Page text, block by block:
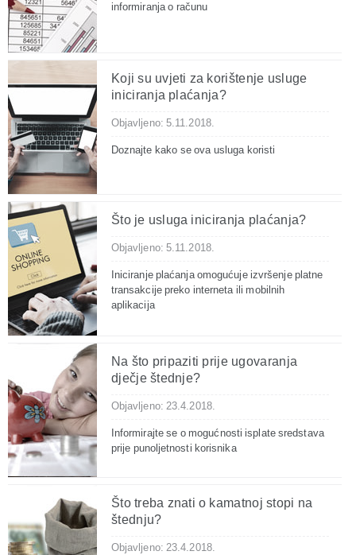
informiranja o računu
Koji su uvjeti za korištenje usluge
iniciranja plaćanja?
Objavljeno: 5.11.2018.
Doznajte kako se ova usluga koristi
Što je usluga iniciranja plaćanja?
Objavljeno: 5.11.2018.
Iniciranje plaćanja omogućuje izvršenje platne
transakcije preko interneta ili mobilnih
aplikacija
Na što pripaziti prije ugovaranja
dječje štednje?
Objavljeno: 23.4.2018.
Informirajte se o mogućnosti isplate sredstava
prije punoljetnosti korisnika
Što treba znati o kamatnoj stopi na
štednju?
Objavljeno: 23.4.2018.